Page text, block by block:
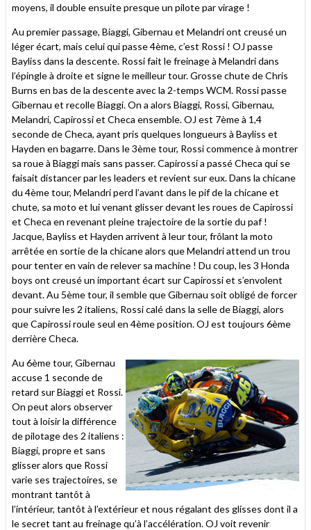
moyens, il double ensuite presque un pilote par virage !
Au premier passage, Biaggi, Gibernau et Melandri ont creusé un
léger écart, mais celui qui passe 4ème, c’est Rossi ! OJ passe
Bayliss dans la descente. Rossi fait le freinage à Melandri dans
l’épingle à droite et signe le meilleur tour. Grosse chute de Chris
Burns en bas de la descente avec la 2-temps WCM. Rossi passe
Gibernau et recolle Biaggi. On a alors Biaggi, Rossi, Gibernau,
Melandri, Capirossi et Checa ensemble. OJ est 7ème à 1,4
seconde de Checa, ayant pris quelques longueurs à Bayliss et
Hayden en bagarre. Dans le 3ème tour, Rossi commence à montrer
sa roue à Biaggi mais sans passer. Capirossi a passé Checa qui se
faisait distancer par les leaders et revient sur eux. Dans la chicane
du 4ème tour, Melandri perd l’avant dans le pif de la chicane et
chute, sa moto et lui venant glisser devant les roues de Capirossi
et Checa en revenant pleine trajectoire de la sortie du paf !
Jacque, Bayliss et Hayden arrivent à leur tour, frôlant la moto
arrêtée en sortie de la chicane alors que Melandri attend un trou
pour tenter en vain de relever sa machine ! Du coup, les 3 Honda
boys ont creusé un important écart sur Capirossi et s’envolent
devant. Au 5ème tour, il semble que Gibernau soit obligé de forcer
pour suivre les 2 italiens, Rossi calé dans la selle de Biaggi, alors
que Capirossi roule seul en 4ème position. OJ est toujours 6ème
derrière Checa.
Au 6ème tour, Gibernau
accuse 1 seconde de
retard sur Biaggi et Rossi.
On peut alors observer
tout à loisir la différence
de pilotage des 2 italiens :
Biaggi, propre et sans
glisser alors que Rossi
varie ses trajectoires, se
montrant tantôt à
l’intérieur, tantôt à l’extérieur et nous régalant des glisses dont il a
le secret tant au freinage qu’à l’accélération. OJ voit revenir